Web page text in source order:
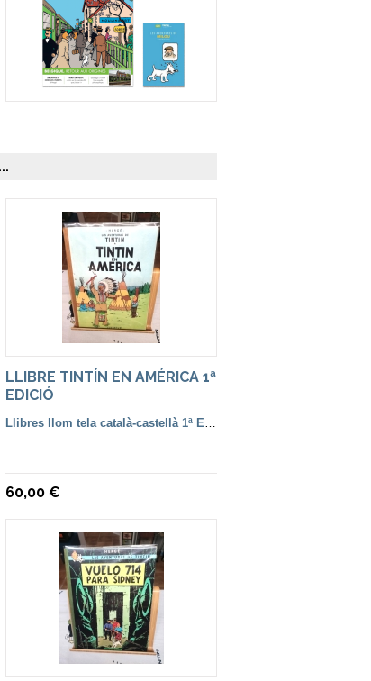
LLIBRE TINTÍN EN AMÉRICA 1ª
EDICIÓ
Llibres llom tela català-castellà 1ª Edició
60,00 €